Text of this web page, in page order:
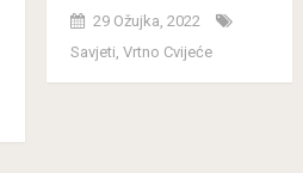
29 Ožujka, 2022
Savjeti Vrtno Cvijeće